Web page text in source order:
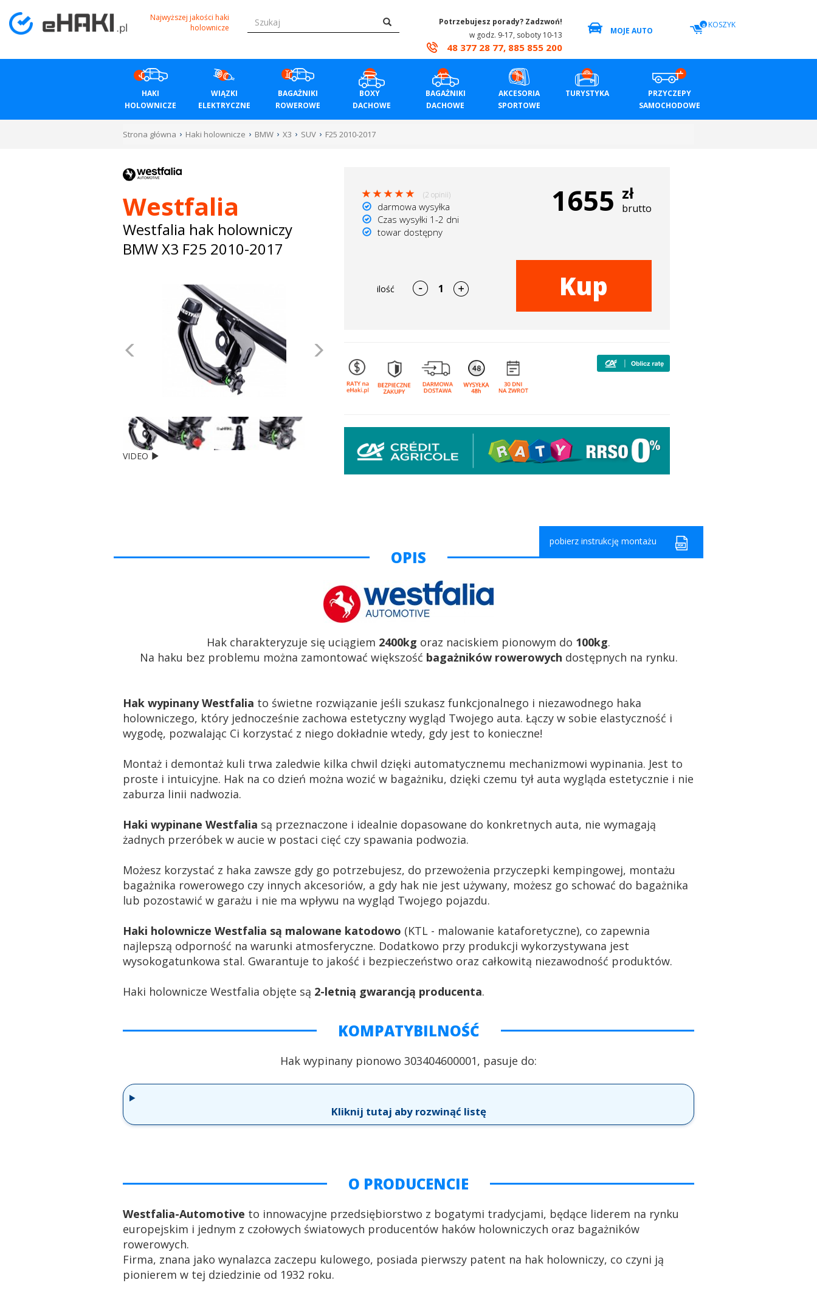
Menu
Najwyższej jakości haki
holownicze
Potrzebujesz porady? Zadzwoń!
w godz. 9-17, soboty 10-13
48 377 28 77, 885 855 200
MOJE AUTO
0 KOSZYK
HAKI
HOLOWNICZE
WIĄZKI
ELEKTRYCZNE
BAGAŻNIKI
ROWEROWE
BOXY
DACHOWE
BAGAŻNIKI
DACHOWE
AKCESORIA
SPORTOWE
TURYSTYKA
PRZYCZEPY
SAMOCHODOWE
Strona główna Haki holownicze BMW X3 SUV F25 2010-2017
Westfalia
Westfalia hak holowniczy
BMW X3 F25 2010-2017
Poprzednie
VIDEO
(2 opinii)
darmowa wysyłka
Czas wysyłki 1-2 dni
towar dostępny
1655 zł
brutto
ilość Kup
pobierz instrukcję montażu
OPIS
Hak charakteryzuje się uciągiem 2400kg oraz naciskiem pionowym do 100kg.
Na haku bez problemu można zamontować większość bagażników rowerowych dostępnych na rynku.
Hak wypinany Westfalia to świetne rozwiązanie jeśli szukasz funkcjonalnego i niezawodnego haka
holowniczego, który jednocześnie zachowa estetyczny wygląd Twojego auta. Łączy w sobie elastyczność i
wygodę, pozwalając Ci korzystać z niego dokładnie wtedy, gdy jest to konieczne!
Montaż i demontaż kuli trwa zaledwie kilka chwil dzięki automatycznemu mechanizmowi wypinania. Jest to
proste i intuicyjne. Hak na co dzień można wozić w bagażniku, dzięki czemu tył auta wygląda estetycznie i nie
zaburza linii nadwozia.
Haki wypinane Westfalia są przeznaczone i idealnie dopasowane do konkretnych auta, nie wymagają
żadnych przeróbek w aucie w postaci cięć czy spawania podwozia.
Możesz korzystać z haka zawsze gdy go potrzebujesz, do przewożenia przyczepki kempingowej, montażu
bagażnika rowerowego czy innych akcesoriów, a gdy hak nie jest używany, możesz go schować do bagażnika
lub pozostawić w garażu i nie ma wpływu na wygląd Twojego pojazdu.
Haki holownicze Westfalia są malowane katodowo (KTL - malowanie kataforetyczne), co zapewnia
najlepszą odporność na warunki atmosferyczne. Dodatkowo przy produkcji wykorzystywana jest
wysokogatunkowa stal. Gwarantuje to jakość i bezpieczeństwo oraz całkowitą niezawodność produktów.
Haki holownicze Westfalia objęte są 2-letnią gwarancją producenta.
KOMPATYBILNOŚĆ
Hak wypinany pionowo 303404600001, pasuje do:
Kliknij tutaj aby rozwinąć listę
O PRODUCENCIE
Westfalia-Automotive to innowacyjne przedsiębiorstwo z bogatymi tradycjami, będące liderem na rynku
europejskim i jednym z czołowych światowych producentów haków holowniczych oraz bagażników
rowerowych.
Firma, znana jako wynalazca zaczepu kulowego, posiada pierwszy patent na hak holowniczy, co czyni ją
pionierem w tej dziedzinie od 1932 roku.